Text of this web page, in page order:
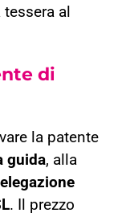
al
di
la patente
guida, alla
. Il prezzo